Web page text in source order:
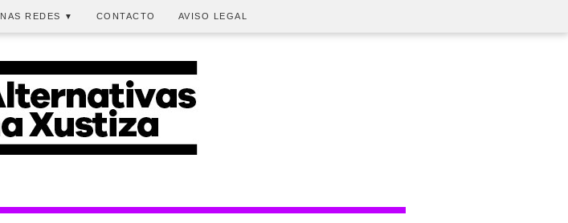
NAS REDES ▼ CONTACTO AVISO LEGAL